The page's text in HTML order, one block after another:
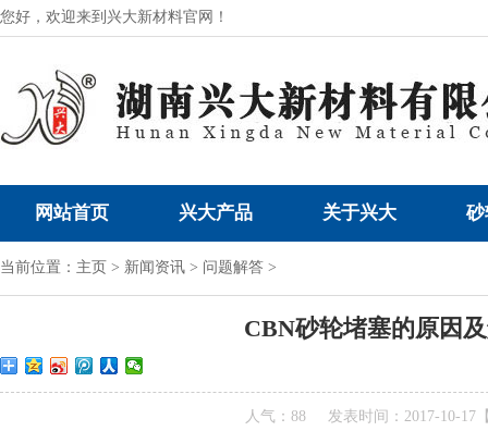
您好，欢迎来到兴大新材料官网！
兴大——磨削行业问题解决者！
网站首页 兴大产品 关于兴大
当前位置： 主页 > 新闻资讯 > 问题解答 >
CBN砂轮堵塞的原因
人气：88 发表时间：2017-10-17